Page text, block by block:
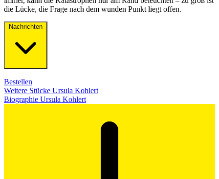
die Lücke, die Frage nach dem wunden Punkt liegt offen.
Nachrichten
Bestellen
Weitere Stücke Ursula Kohlert
Biographie Ursula Kohlert